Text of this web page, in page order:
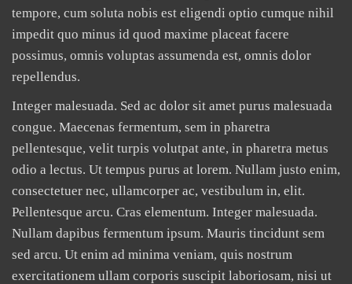
tempore, cum soluta nobis est eligendi optio cumque nihil
impedit quo minus id quod maxime placeat facere
possimus, omnis voluptas assumenda est, omnis dolor
repellendus.
Integer malesuada. Sed ac dolor sit amet purus malesuada
congue. Maecenas fermentum, sem in pharetra
pellentesque, velit turpis volutpat ante, in pharetra metus
odio a lectus. Ut tempus purus at lorem. Nullam justo enim,
consectetuer nec, ullamcorper ac, vestibulum in, elit.
Pellentesque arcu. Cras elementum. Integer malesuada.
Nullam dapibus fermentum ipsum. Mauris tincidunt sem
sed arcu. Ut enim ad minima veniam, quis nostrum
exercitationem ullam corporis suscipit laboriosam, nisi ut